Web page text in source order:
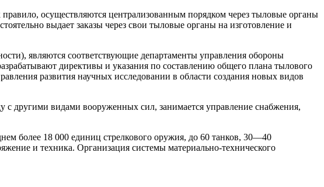
осуществляются централизованным порядком через тыловые органы
выдает заказы через свои тыловые органы на изготовление и
являются соответствующие департаменты управления обороны
директивы и указания по составлению общего плана тылового
развития научных исследовании в области создания новых видов
с другими видами вооруженных сил, занимается управление снабжения,
более 18 000 единиц стрелкового оружия, до 60 танков, 30—40
и техника. Организация системы материально-технического